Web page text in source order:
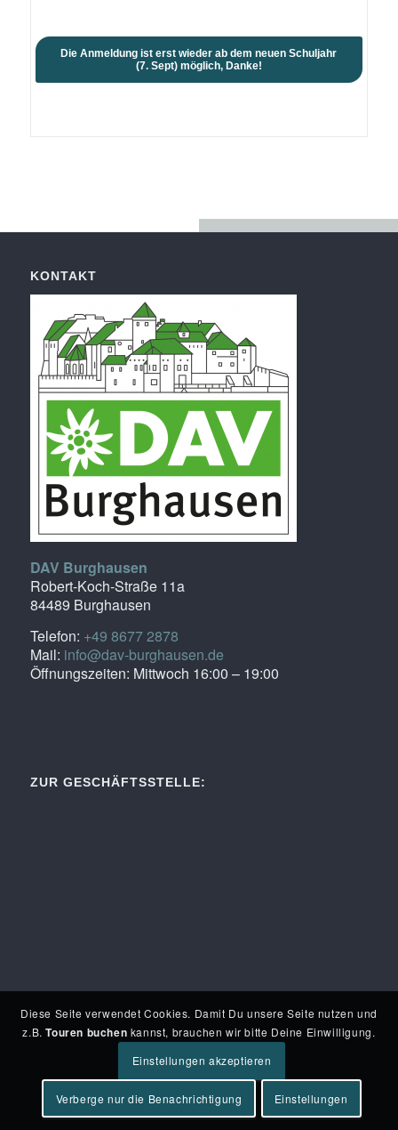
Die Anmeldung ist erst wieder ab dem neuen Schuljahr
(7. Sept) möglich, Danke!
KONTAKT
DAV Burghausen
Robert-Koch-Straße 11a
84489 Burghausen
Telefon: +49 8677 2878
Mail: info@dav-burghausen.de
Öffnungszeiten: Mittwoch 16:00 – 19:00
ZUR GESCHÄFTSSTELLE:
Diese Seite verwendet Cookies. Damit Du unsere Seite nutzen und
z.B.Touren buchen kannst, brauchen wir bitte Deine Einwilligung.
Einstellungen akzeptieren
Verberge nur die Benachrichtigung Einstellungen